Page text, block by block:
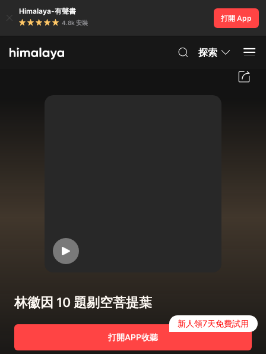
Himalaya-有聲書
4.8k 安裝
打開 App
探索
林徽因 10 題剔空菩提葉
打開APP收聽
新人領7天免費試用